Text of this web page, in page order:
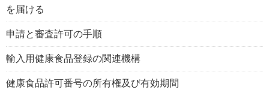
を届ける
申請と審査許可の手順
輸入用健康食品登録の関連機構
健康食品許可番号の所有権及び有効期間